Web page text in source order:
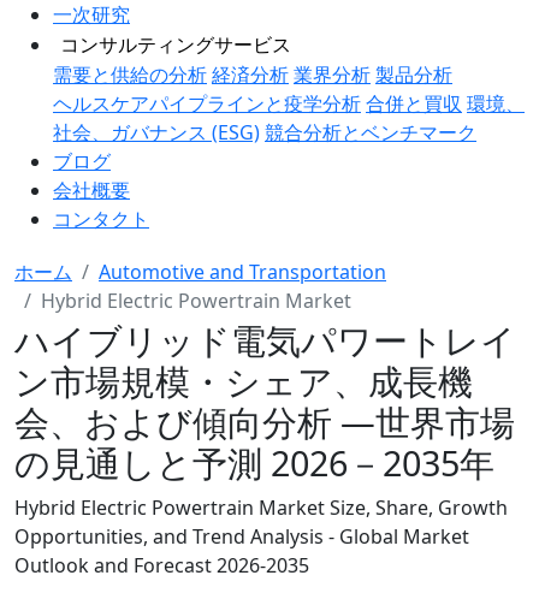
一次研究
コンサルティングサービス
需要と供給の分析経済分析業界分析製品分析
ヘルスケアパイプラインと疫学分析合併と買収 環境、
社会、ガバナンス (ESG)競合分析とベンチマーク
ブログ
会社概要
コンタクト
ホーム
Automotive and Transportation
Hybrid Electric Powertrain Market
ハイブリッド電気パワートレイ
ン市場規模・シェア、成長機
会、および傾向分析 ―世界市場
の見通しと予測 2026－2035年
Hybrid Electric Powertrain Market Size, Share, Growth
Opportunities, and Trend Analysis - Global Market
Outlook and Forecast 2026-2035